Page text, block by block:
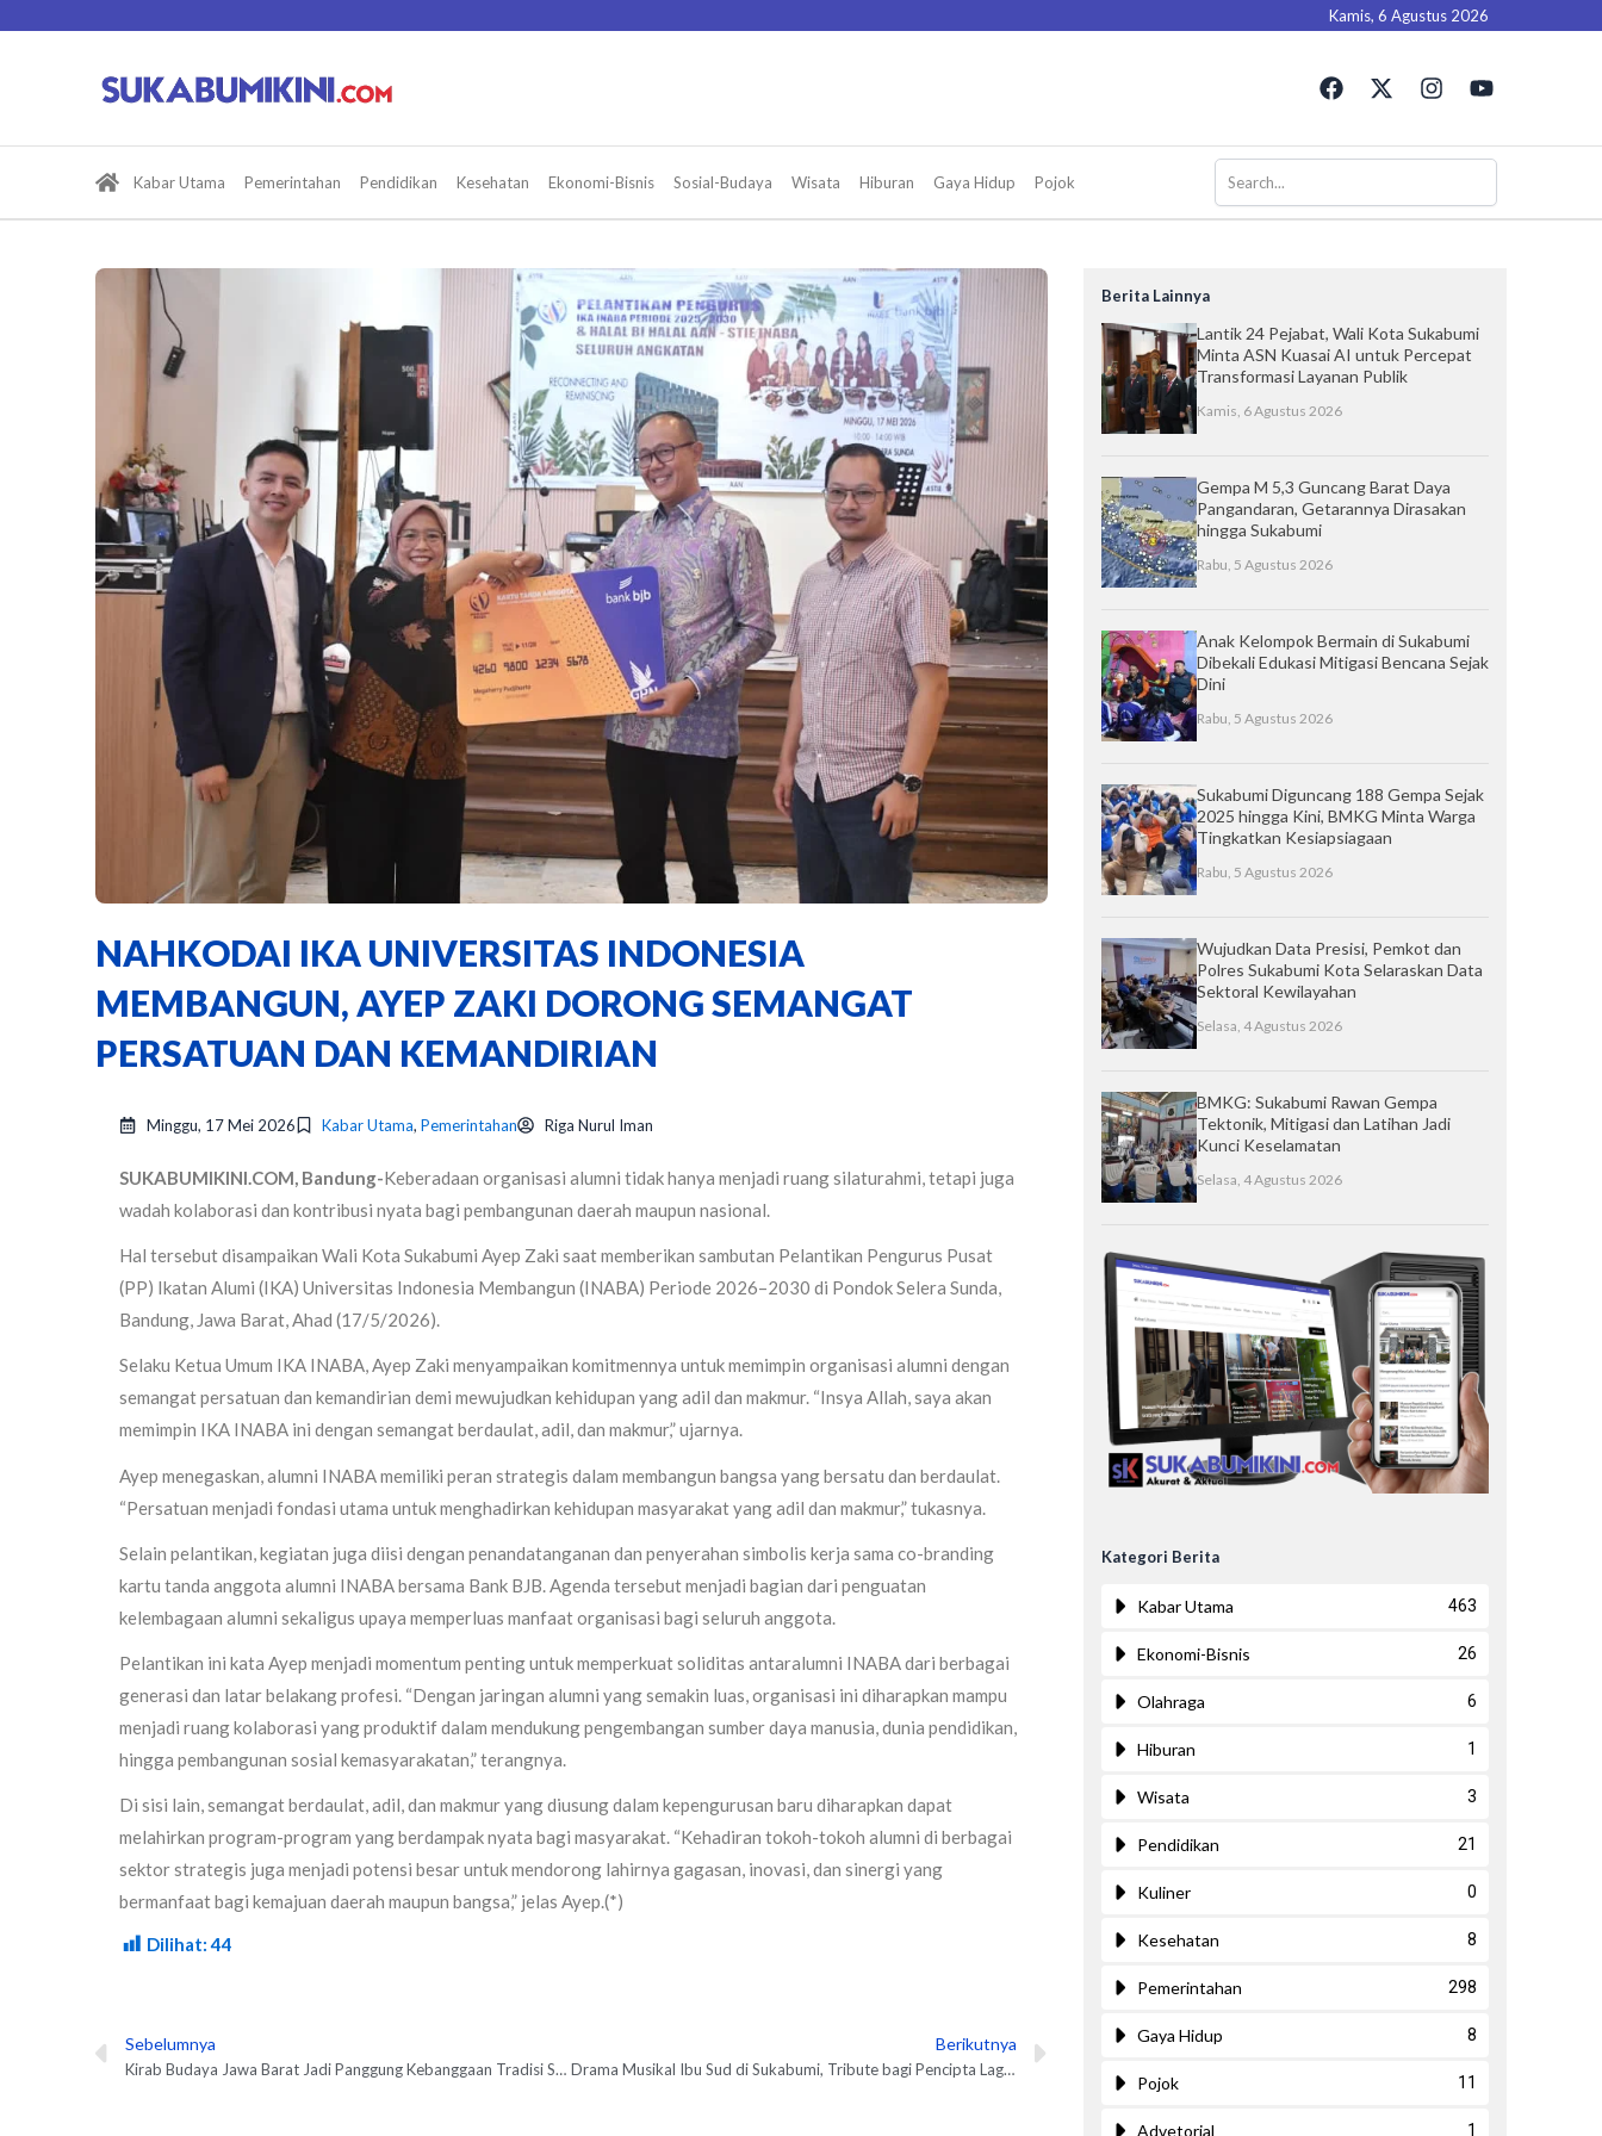
Kamis, 6 Agustus 2026
F
a
e
o
o
X
-
w
t
t
I
n
t
g
r
Y
o
t
b
e
Kabar Utama Pemerintahan Pendidikan Kesehatan Ekonomi-Bisnis Sosial-Budaya Wisata Hiburan Gaya Hidup Pojok
NAHKODAI IKA UNIVERSITAS INDONESIA
MEMBANGUN, AYEP ZAKI DORONG SEMANGAT
PERSATUAN DAN KEMANDIRIAN
Minggu, 17 Mei 2026 Kabar Utama, Pemerintahan Riga Nurul Iman
SUKABUMIKINI.COM, Bandung-Keberadaan organisasi alumni tidak hanya menjadi ruang silaturahmi, tetapi juga
wadah kolaborasi dan kontribusi nyata bagi pembangunan daerah maupun nasional.
Hal tersebut disampaikan Wali Kota Sukabumi Ayep Zaki saat memberikan sambutan Pelantikan Pengurus Pusat
(PP) Ikatan Alumi (IKA) Universitas Indonesia Membangun (INABA) Periode 2026–2030 di Pondok Selera Sunda,
Bandung, Jawa Barat, Ahad (17/5/2026).
Selaku Ketua Umum IKA INABA, Ayep Zaki menyampaikan komitmennya untuk memimpin organisasi alumni dengan
semangat persatuan dan kemandirian demi mewujudkan kehidupan yang adil dan makmur. “Insya Allah, saya akan
memimpin IKA INABA ini dengan semangat berdaulat, adil, dan makmur,” ujarnya.
Ayep menegaskan, alumni INABA memiliki peran strategis dalam membangun bangsa yang bersatu dan berdaulat.
“Persatuan menjadi fondasi utama untuk menghadirkan kehidupan masyarakat yang adil dan makmur,” tukasnya.
Selain pelantikan, kegiatan juga diisi dengan penandatanganan dan penyerahan simbolis kerja sama co-branding
kartu tanda anggota alumni INABA bersama Bank BJB. Agenda tersebut menjadi bagian dari penguatan
kelembagaan alumni sekaligus upaya memperluas manfaat organisasi bagi seluruh anggota.
Pelantikan ini kata Ayep menjadi momentum penting untuk memperkuat soliditas antaralumni INABA dari berbagai
generasi dan latar belakang profesi. “Dengan jaringan alumni yang semakin luas, organisasi ini diharapkan mampu
menjadi ruang kolaborasi yang produktif dalam mendukung pengembangan sumber daya manusia, dunia pendidikan,
hingga pembangunan sosial kemasyarakatan,” terangnya.
Di sisi lain, semangat berdaulat, adil, dan makmur yang diusung dalam kepengurusan baru diharapkan dapat
melahirkan program-program yang berdampak nyata bagi masyarakat. “Kehadiran tokoh-tokoh alumni di berbagai
sektor strategis juga menjadi potensi besar untuk mendorong lahirnya gagasan, inovasi, dan sinergi yang
bermanfaat bagi kemajuan daerah maupun bangsa,” jelas Ayep.(*)
Dilihat: 44
Prev
Sebelumnya
Kirab Budaya Jawa Barat Jadi Panggung Kebanggaan Tradisi Sunda
Berikutnya
Drama Musikal Ibu Sud di Sukabumi, Tribute bagi Pencipta Lagu Anak Indonesia Next
Berita Lainnya
Lantik 24 Pejabat, Wali Kota Sukabumi
Minta ASN Kuasai AI untuk Percepat
Transformasi Layanan Publik
Kamis, 6 Agustus 2026
Gempa M 5,3 Guncang Barat Daya
Pangandaran, Getarannya Dirasakan
hingga Sukabumi
Rabu, 5 Agustus 2026
Anak Kelompok Bermain di Sukabumi
Dibekali Edukasi Mitigasi Bencana Sejak
Dini
Rabu, 5 Agustus 2026
Sukabumi Diguncang 188 Gempa Sejak
2025 hingga Kini, BMKG Minta Warga
Tingkatkan Kesiapsiagaan
Rabu, 5 Agustus 2026
Wujudkan Data Presisi, Pemkot dan
Polres Sukabumi Kota Selaraskan Data
Sektoral Kewilayahan
Selasa, 4 Agustus 2026
BMKG: Sukabumi Rawan Gempa
Tektonik, Mitigasi dan Latihan Jadi
Kunci Keselamatan
Selasa, 4 Agustus 2026
Kategori Berita
Kabar Utama 463
Ekonomi-Bisnis 26
Olahraga 6
Hiburan 1
Wisata 3
Pendidikan 21
Kuliner 0
Kesehatan 8
Pemerintahan 298
Gaya Hidup 8
Pojok 11
Advetorial 1